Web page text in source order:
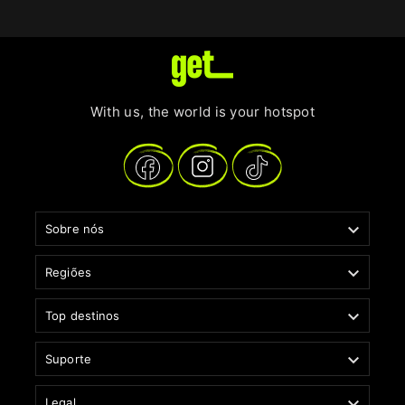
With us, the world is your hotspot
Sobre nós 
Regiões 
Top destinos 
Suporte 
Legal